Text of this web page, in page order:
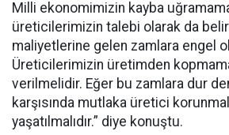
Milli ekonomimizin kayba
üreticilerimizin talebi olarak da
maliyetlerine gelen zamlara engel
Üreticilerimizin üretimden
verilmelidir. Eğer bu zamlara dur
karşısında mutlaka üretici
yaşatılmalıdır.” diye konuştu.